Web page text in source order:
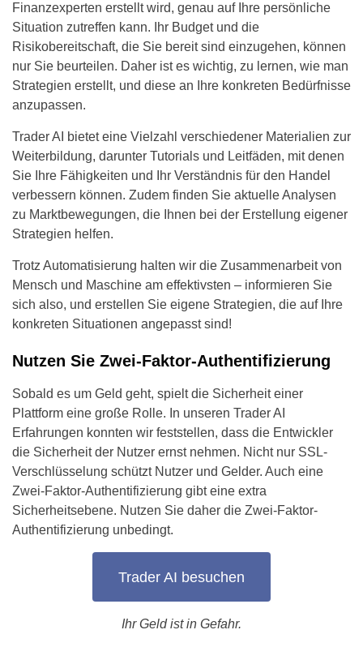
Finanzexperten erstellt wird, genau auf Ihre persönliche
Situation zutreffen kann. Ihr Budget und die
Risikobereitschaft, die Sie bereit sind einzugehen, können
nur Sie beurteilen. Daher ist es wichtig, zu lernen, wie man
Strategien erstellt, und diese an Ihre konkreten Bedürfnisse
anzupassen.
Trader AI bietet eine Vielzahl verschiedener Materialien zur
Weiterbildung, darunter Tutorials und Leitfäden, mit denen
Sie Ihre Fähigkeiten und Ihr Verständnis für den Handel
verbessern können. Zudem finden Sie aktuelle Analysen
zu Marktbewegungen, die Ihnen bei der Erstellung eigener
Strategien helfen.
Trotz Automatisierung halten wir die Zusammenarbeit von
Mensch und Maschine am effektivsten – informieren Sie
sich also, und erstellen Sie eigene Strategien, die auf Ihre
konkreten Situationen angepasst sind!
Nutzen Sie Zwei-Faktor-Authentifizierung
Sobald es um Geld geht, spielt die Sicherheit einer
Plattform eine große Rolle. In unseren Trader AI
Erfahrungen konnten wir feststellen, dass die Entwickler
die Sicherheit der Nutzer ernst nehmen. Nicht nur SSL-
Verschlüsselung schützt Nutzer und Gelder. Auch eine
Zwei-Faktor-Authentifizierung gibt eine extra
Sicherheitsebene. Nutzen Sie daher die Zwei-Faktor-
Authentifizierung unbedingt.
Trader AI besuchen
Ihr Geld ist in Gefahr.